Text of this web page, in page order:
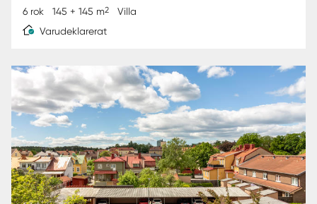
6 rok 145 + 145 m2
Villa
Varudeklarerat